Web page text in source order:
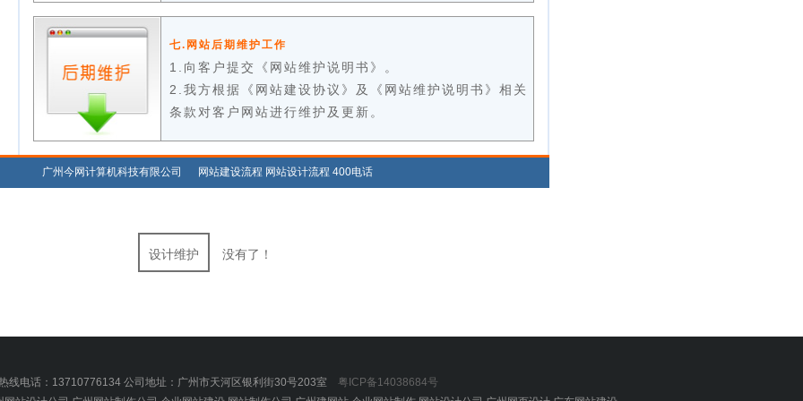
七.网站后期维护工作
1.向客户提交《网站维护说明书》。
2.我方根据《网站建设协议》及《网站维护说明书》相关
条款对客户网站进行维护及更新。
广州今网计算机科技有限公司 网站建设流程 网站设计流程 400电话
设计维护 没有了！
线电话：13710776134 公司地址：广州市天河区银利街30号203室
粤ICP备14038684号